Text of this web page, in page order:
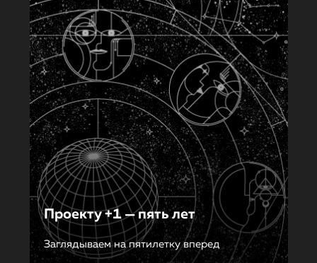
Проекту +1 — пять лет
Заглядываем на пятилетку вперед